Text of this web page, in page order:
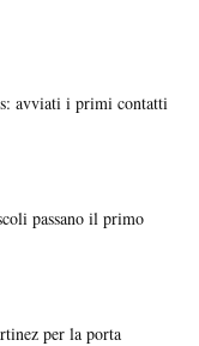
avviati i primi contatti
passano il primo
per la porta